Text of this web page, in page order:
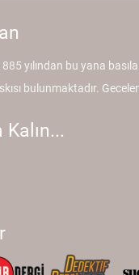
yılından bu yana
bulunmaktadır.
Kalın...